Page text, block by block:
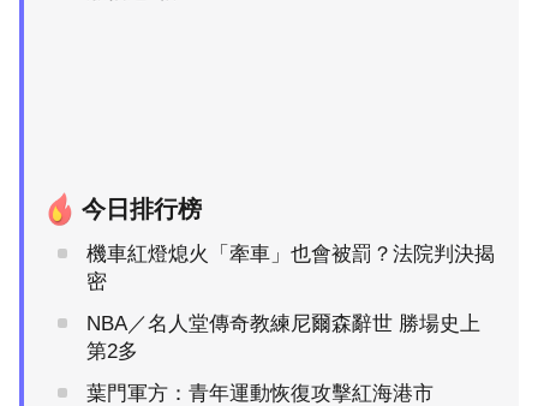
今日排行榜
機車紅燈熄火「牽車」也會被罰？法院判決揭
密
NBA／名人堂傳奇教練尼爾森辭世 勝場史上
第2多
葉門軍方：青年運動恢復攻擊紅海港市